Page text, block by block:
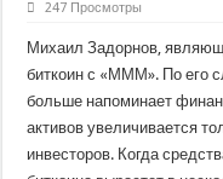
247 Просмотры
Михаил Задорнов,
биткоин с «МММ». По его
больше напоминает
активов увеличивается
инвесторов. Когда